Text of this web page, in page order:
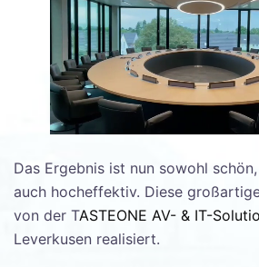
Das Ergebnis ist nun sowohl
auch hocheffektiv. Diese
von der TASTEONE AV- & IT-
Leverkusen realisiert.